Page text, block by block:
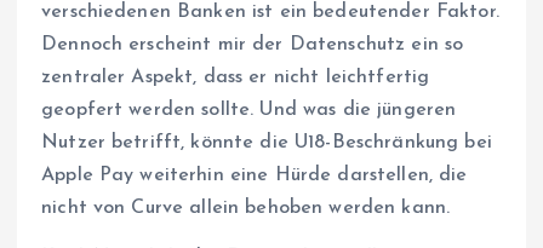
verschiedenen Banken ist ein bedeutender Faktor.
Dennoch erscheint mir der Datenschutz ein so
zentraler Aspekt, dass er nicht leichtfertig
geopfert werden sollte. Und was die jüngeren
Nutzer betrifft, könnte die U18-Beschränkung bei
Apple Pay weiterhin eine Hürde darstellen, die
nicht von Curve allein behoben werden kann.